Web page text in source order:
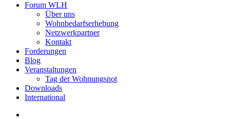
Forum Wohnungslosenhilfe Salzburg
Forum WLH
Über uns
Wohnbedarfserhebung
Netzwerkpartner
Kontakt
Forderungen
Blog
Veranstaltungen
Tag der Wohnungsnot
Downloads
International